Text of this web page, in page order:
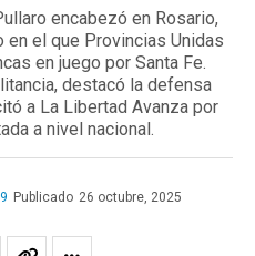
encabezó en Rosario,
en el que Provincias Unidas
en juego por Santa Fe.
destacó la defensa
a La Libertad Avanza por
a nivel nacional.
Publicado 26 octubre, 2025